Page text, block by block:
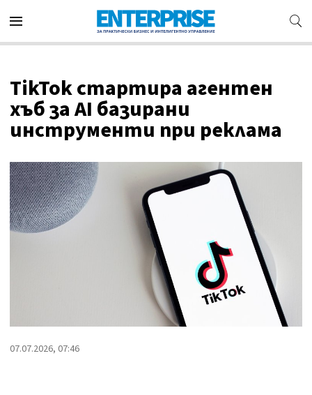
TikTok стартира агентен
хъб за AI базирани
инструменти при реклама
07.07.2026, 07:46